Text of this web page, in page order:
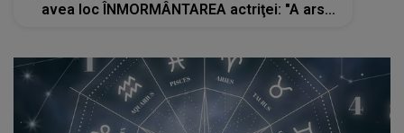
avea loc ÎNMORMÂNTAREA actriţei: "A ars